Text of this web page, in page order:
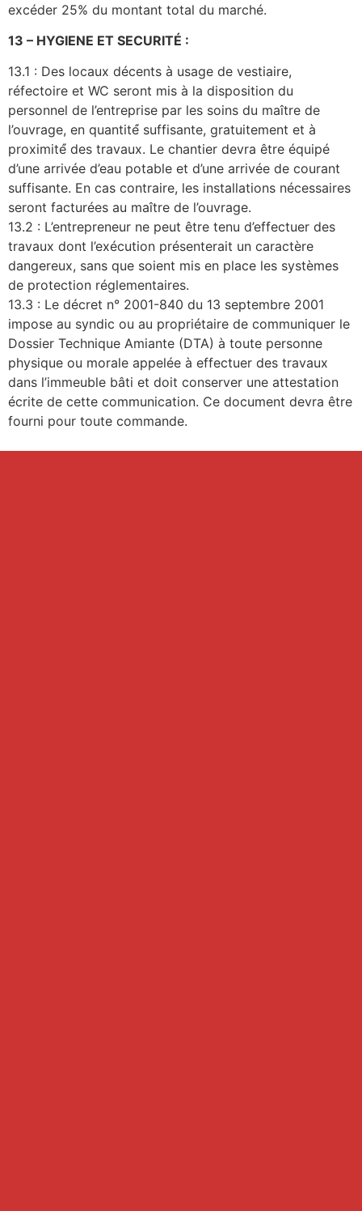
excéder 25% du montant total du marché.
13 – HYGIENE ET SECURITÉ :
13.1 : Des locaux décents à usage de vestiaire,
réfectoire et WC seront mis à la disposition du
personnel de l’entreprise par les soins du maître de
l’ouvrage, en quantité́ suffisante, gratuitement et à
proximité́ des travaux. Le chantier devra être équipé
d’une arrivée d’eau potable et d’une arrivée de courant
suffisante. En cas contraire, les installations nécessaires
seront facturées au maître de l’ouvrage.
13.2 : L’entrepreneur ne peut être tenu d’effectuer des
travaux dont l’exécution présenterait un caractère
dangereux, sans que soient mis en place les systèmes
de protection réglementaires.
13.3 : Le décret n° 2001-840 du 13 septembre 2001
impose au syndic ou au propriétaire de communiquer le
Dossier Technique Amiante (DTA) à toute personne
physique ou morale appelée à effectuer des travaux
dans l’immeuble bâti et doit conserver une attestation
écrite de cette communication. Ce document devra être
fourni pour toute commande.